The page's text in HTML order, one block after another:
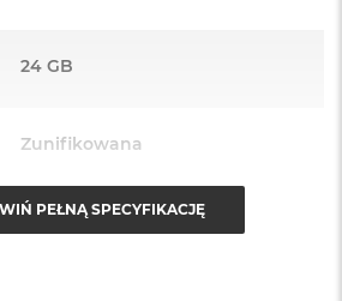
– Ten zaskakująco smukły, dostępny w
Bawisz się czy pracujesz, edytujesz
24 GB
Zunifikowana
120 GB/s
PEŁNĄ SPECYFIKACJĘ